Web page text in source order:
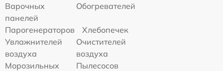
Варочных
панелей
Обогревателей
Парогенераторов
Хлебопечек
Увлажнителей
воздуха
Очистителей
воздуха
Морозильных
Пылесосов